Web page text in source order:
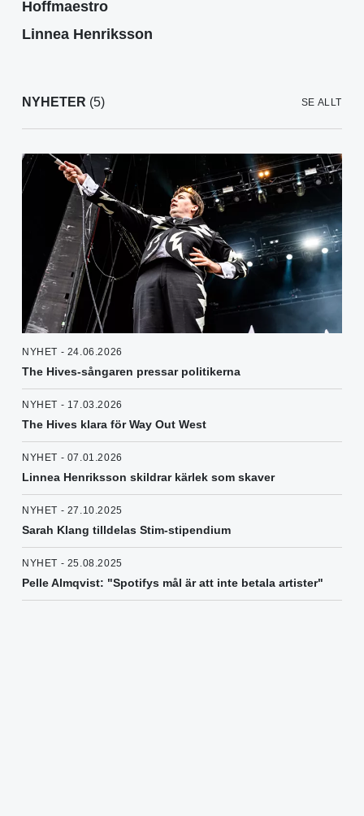
Hoffmaestro
Linnea Henriksson
NYHETER (5) SE ALLT
NYHET - 24.06.2026
The Hives-sångaren pressar politikerna
NYHET - 17.03.2026
The Hives klara för Way Out West
NYHET - 07.01.2026
Linnea Henriksson skildrar kärlek som skaver
NYHET - 27.10.2025
Sarah Klang tilldelas Stim-stipendium
NYHET - 25.08.2025
Pelle Almqvist: "Spotifys mål är att inte betala artister"